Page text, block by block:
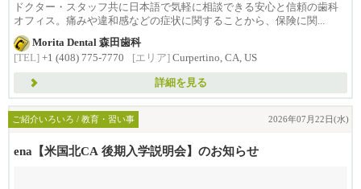
ドクター・スタッフ共に日本語で気軽に相談できる安心と信頼の歯科
オフィス。痛みや違和感などの症状に関することから、保険に関...
Morita Dental 森田歯科
[TEL] +1 (408) 775-7770 [エリア] Curpertino, CA, US
詳細を見る
ご紹介いろいろ / 教育・習い事 2026年07月22日(水)
ena【米国北CA 後期入学説明会】のお知らせ